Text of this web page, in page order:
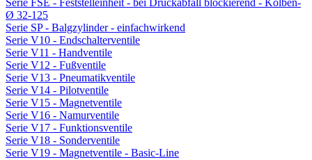
Serie FSE - Feststelleinheit - bei Druckabfall blockierend - Kolben-
Ø 32-125
Serie SP - Balgzylinder - einfachwirkend
Serie V10 - Endschalterventile
Serie V11 - Handventile
Serie V12 - Fußventile
Serie V13 - Pneumatikventile
Serie V14 - Pilotventile
Serie V15 - Magnetventile
Serie V16 - Namurventile
Serie V17 - Funktionsventile
Serie V18 - Sonderventile
Serie V19 - Magnetventile - Basic-Line